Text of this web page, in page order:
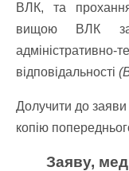
ВЛК, тa
вищою ВЛК за
відповідальності
Долучити до заяви
копію
Заяву,